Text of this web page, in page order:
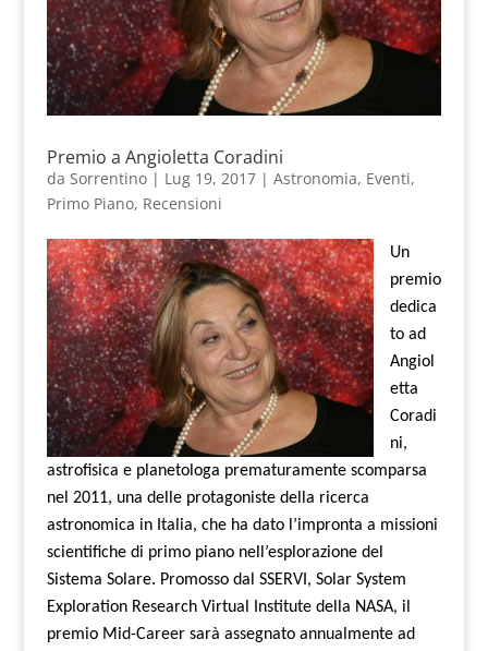
Premio a Angioletta Coradini
da Sorrentino| Lug 19, 2017| Astronomia, Eventi,
Primo Piano, Recensioni
Un
premio
dedica
to ad
Angiol
etta
Coradi
ni,
astrofisica e planetologa prematuramente scomparsa
nel 2011, una delle protagoniste della ricerca
astronomica in Italia, che ha dato l’impronta a missioni
scientifiche di primo piano nell’esplorazione del
Sistema Solare. Promosso dal SSERVI, Solar System
Exploration Research Virtual Institute della NASA, il
premio Mid-Career sarà assegnato annualmente ad